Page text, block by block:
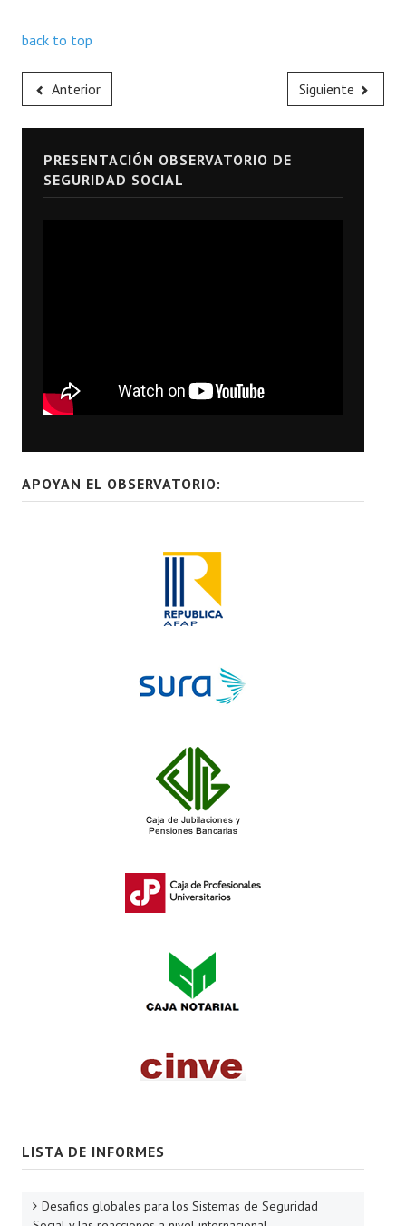
back to top
Anterior Siguiente
PRESENTACIÓN OBSERVATORIO DE
SEGURIDAD SOCIAL
APOYAN EL OBSERVATORIO:
LISTA DE INFORMES
Desafios globales para los Sistemas de Seguridad